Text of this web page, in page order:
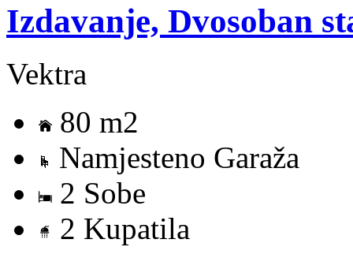
Izdavanje, Dvosoban
Vektra
80 m2
Namjesteno Garaža
2 Sobe
2 Kupatila